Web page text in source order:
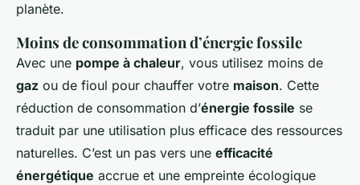
planète.
Moins de consommation d’énergie fossile
Avec une pompe à chaleur, vous utilisez moins de
gaz ou de fioul pour chauffer votre maison. Cette
réduction de consommation d’énergie fossile se
traduit par une utilisation plus efficace des ressources
naturelles. C’est un pas vers une efficacité
énergétique accrue et une empreinte écologique